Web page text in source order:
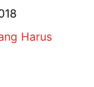
Harus